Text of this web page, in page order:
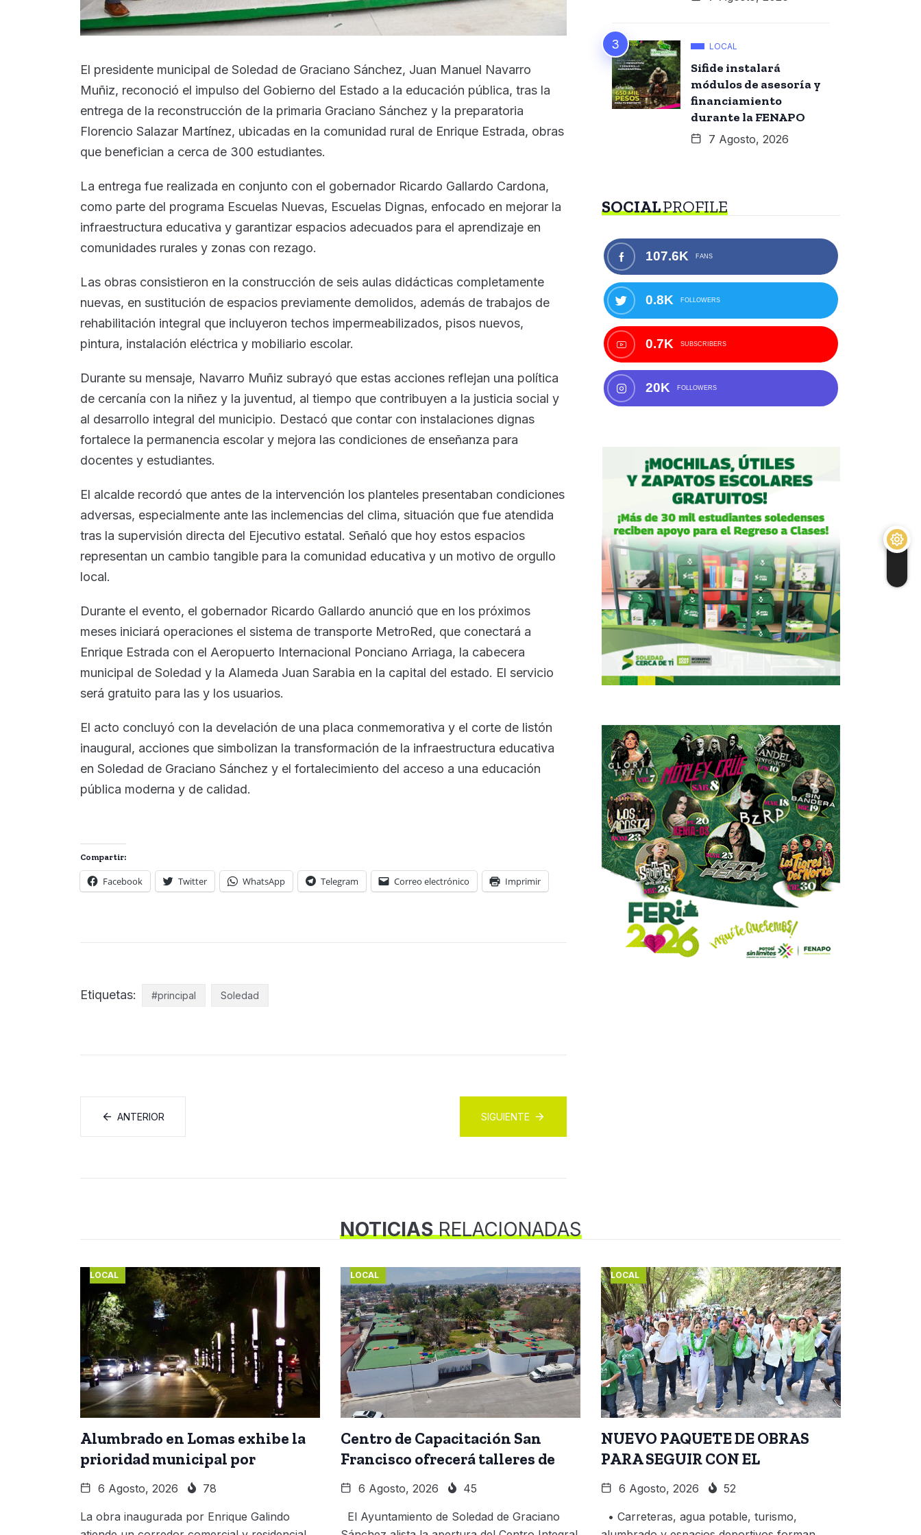
El presidente municipal de Soledad de Graciano Sánchez, Juan Manuel Navarro
Muñiz, reconoció el impulso del Gobierno del Estado a la educación pública, tras la
entrega de la reconstrucción de la primaria Graciano Sánchez y la preparatoria
Florencio Salazar Martínez, ubicadas en la comunidad rural de Enrique Estrada, obras
que benefician a cerca de 300 estudiantes.
La entrega fue realizada en conjunto con el gobernador Ricardo Gallardo Cardona,
como parte del programa Escuelas Nuevas, Escuelas Dignas, enfocado en mejorar la
infraestructura educativa y garantizar espacios adecuados para el aprendizaje en
comunidades rurales y zonas con rezago.
Las obras consistieron en la construcción de seis aulas didácticas completamente
nuevas, en sustitución de espacios previamente demolidos, además de trabajos de
rehabilitación integral que incluyeron techos impermeabilizados, pisos nuevos,
pintura, instalación eléctrica y mobiliario escolar.
Durante su mensaje, Navarro Muñiz subrayó que estas acciones reflejan una política
de cercanía con la niñez y la juventud, al tiempo que contribuyen a la justicia social y
al desarrollo integral del municipio. Destacó que contar con instalaciones dignas
fortalece la permanencia escolar y mejora las condiciones de enseñanza para
docentes y estudiantes.
El alcalde recordó que antes de la intervención los planteles presentaban condiciones
adversas, especialmente ante las inclemencias del clima, situación que fue atendida
tras la supervisión directa del Ejecutivo estatal. Señaló que hoy estos espacios
representan un cambio tangible para la comunidad educativa y un motivo de orgullo
local.
Durante el evento, el gobernador Ricardo Gallardo anunció que en los próximos
meses iniciará operaciones el sistema de transporte MetroRed, que conectará a
Enrique Estrada con el Aeropuerto Internacional Ponciano Arriaga, la cabecera
municipal de Soledad y la Alameda Juan Sarabia en la capital del estado. El servicio
será gratuito para las y los usuarios.
El acto concluyó con la develación de una placa conmemorativa y el corte de listón
inaugural, acciones que simbolizan la transformación de la infraestructura educativa
en Soledad de Graciano Sánchez y el fortalecimiento del acceso a una educación
pública moderna y de calidad.
Compartir:
Facebook Twitter WhatsApp Telegram Correo electrónico Imprimir
Etiquetas: #principal Soledad
ANTERIOR SIGUIENTE
LOCAL
Sifide instalará
módulos de asesoría y
financiamiento
durante la FENAPO
7 Agosto, 2026
SOCIALPROFILE
107.6K FANS
0.8K FOLLOWERS
0.7K SUBSCRIBERS
20K FOLLOWERS
NOTICIASRELACIONADAS
LOCAL
Alumbrado en Lomas exhibe la
prioridad municipal por
6 Agosto, 2026 78
La obra inaugurada por Enrique Galindo
LOCAL
Centro de Capacitación San
Francisco ofrecerá talleres de
6 Agosto, 2026 45
El Ayuntamiento de Soledad de Graciano
LOCAL
NUEVO PAQUETE DE OBRAS
PARA SEGUIR CON EL
6 Agosto, 2026 52
• Carreteras, agua potable, turismo,